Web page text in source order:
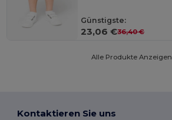
Günstigste:
23,06 €36,40 €
Alle Produkte Anzeigen.
Kontaktieren Sie uns